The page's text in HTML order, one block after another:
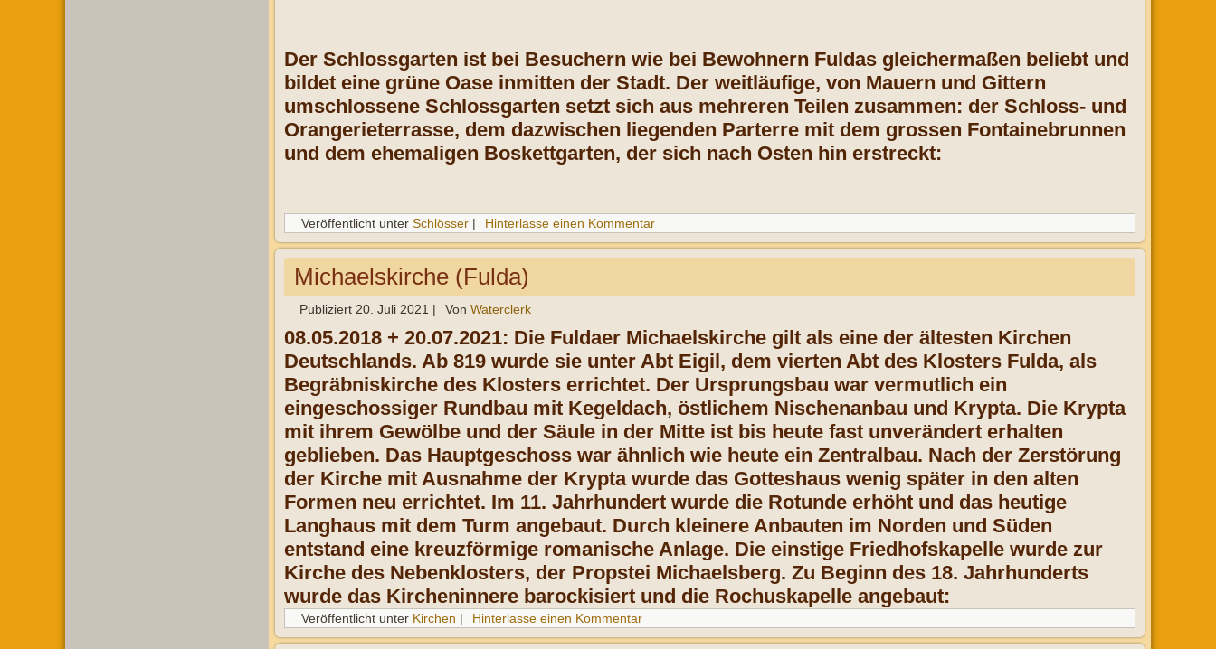
Der Schlossgarten ist bei Besuchern wie bei Bewohnern Fuldas gleichermaßen beliebt und
bildet eine grüne Oase inmitten der Stadt. Der weitläufige, von Mauern und Gittern
umschlossene Schlossgarten setzt sich aus mehreren Teilen zusammen: der Schloss- und
Orangerieterrasse, dem dazwischen liegenden Parterre mit dem grossen Fontainebrunnen
und dem ehemaligen Boskettgarten, der sich nach Osten hin erstreckt:
Veröffentlicht unter Schlösser | Hinterlasse einen Kommentar
Michaelskirche (Fulda)
Publiziert 20. Juli 2021 | Von Waterclerk
08.05.2018 + 20.07.2021: Die Fuldaer Michaelskirche gilt als eine der ältesten Kirchen
Deutschlands. Ab 819 wurde sie unter Abt Eigil, dem vierten Abt des Klosters Fulda, als
Begräbniskirche des Klosters errichtet. Der Ursprungsbau war vermutlich ein
eingeschossiger Rundbau mit Kegeldach, östlichem Nischenanbau und Krypta. Die Krypta
mit ihrem Gewölbe und der Säule in der Mitte ist bis heute fast unverändert erhalten
geblieben. Das Hauptgeschoss war ähnlich wie heute ein Zentralbau. Nach der Zerstörung
der Kirche mit Ausnahme der Krypta wurde das Gotteshaus wenig später in den alten
Formen neu errichtet. Im 11. Jahrhundert wurde die Rotunde erhöht und das heutige
Langhaus mit dem Turm angebaut. Durch kleinere Anbauten im Norden und Süden
entstand eine kreuzförmige romanische Anlage. Die einstige Friedhofskapelle wurde zur
Kirche des Nebenklosters, der Propstei Michaelsberg. Zu Beginn des 18. Jahrhunderts
wurde das Kircheninnere barockisiert und die Rochuskapelle angebaut:
Veröffentlicht unter Kirchen | Hinterlasse einen Kommentar